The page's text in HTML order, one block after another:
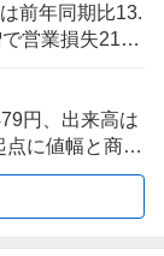
前年同期比13.
営業損失21億
円、出来高は
に値幅と商い
す流れ。